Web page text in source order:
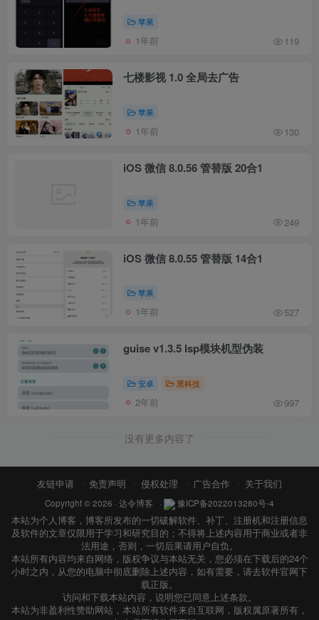
苹果
1年前 119
七楼影视 1.0 全局去广告
苹果
1年前 130
iOS 微信 8.0.56 管替版 20合1
苹果
1年前 249
iOS 微信 8.0.55 管替版 14合1
苹果
1年前 527
guise v1.3.5 lsp模块机型伪装
安卓 黑科技
2年前 997
没有更多内容了
友链申请 免责声明 侵权处理 广告合作 关于我们
Copyright © 2026 · 达令博客 · 豫ICP备2022013280号-4
本站为个人博客，博客所发布的一切破解软件、补丁、注册机和注册信息
及软件的文章仅限用于学习和研究目的；不得将上述内容用于商业或者非
法用途，否则，一切后果请用户自负。
本站所有内容均来自网络，版权争议与本站无关，您必须在下载后的24个
小时之内，从您的电脑中彻底删除上述内容，如有需要，请去软件官网下
载正版。
访问和下载本站内容，说明您已同意上述条款。
本站为非盈利性赞助网站，本站所有软件来自互联网，版权属原著所有，